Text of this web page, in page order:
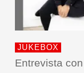
JUKEBOX
Entrevista